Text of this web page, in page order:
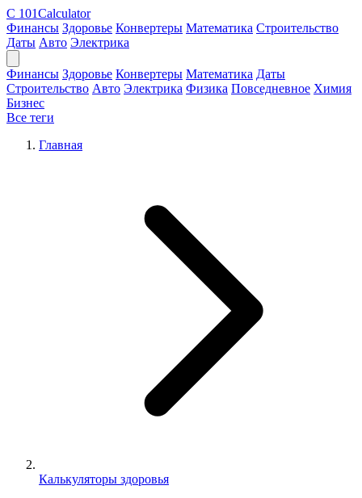
C 101Calculator
Финансы Здоровье Конвертеры Математика Строительство
Даты Авто Электрика
Финансы Здоровье Конвертеры Математика Даты
Строительство Авто Электрика Физика Повседневное Химия
Бизнес
Все теги
Главная
Калькуляторы здоровья